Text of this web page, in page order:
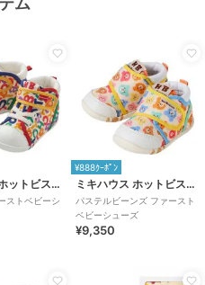
材の種類） ゴム底
ワンポイント
ューズ
ワンポイント
ミキハウス ホットビスケッツ
ストベビーシ
¥888ｸｰﾎﾟﾝ
ミキハウス ホットビスケッツ
パステルビーンズ ファースト
ベビーシューズ
¥9,350